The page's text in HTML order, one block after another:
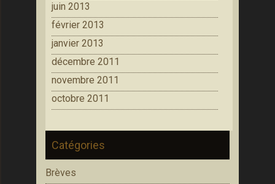
juin 2013
février 2013
janvier 2013
décembre 2011
novembre 2011
octobre 2011
Catégories
Brèves